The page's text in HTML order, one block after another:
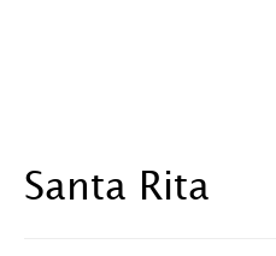
Santa Rita